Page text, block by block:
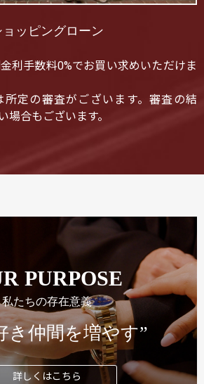
ョッピングローン
利手数料0%でお買い求めいただけま
所定の審査がございます。審査の結
場合もございます。
PURPOSE
私たちの存在意義
き仲間を増やす”
詳しくはこちら